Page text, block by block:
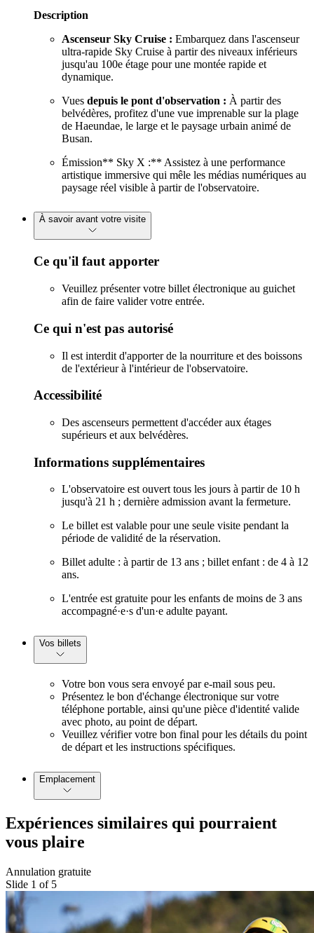
Description
Ascenseur Sky Cruise : Embarquez dans l'ascenseur
ultra-rapide Sky Cruise à partir des niveaux inférieurs
jusqu'au 100e étage pour une montée rapide et
dynamique.
Vues depuis le pont d'observation : À partir des
belvédères, profitez d'une vue imprenable sur la plage
de Haeundae, le large et le paysage urbain animé de
Busan.
Émission** Sky X :** Assistez à une performance
artistique immersive qui mêle les médias numériques au
paysage réel visible à partir de l'observatoire.
À savoir avant votre visite
Ce qu'il faut apporter
Veuillez présenter votre billet électronique au guichet
afin de faire valider votre entrée.
Ce qui n'est pas autorisé
Il est interdit d'apporter de la nourriture et des boissons
de l'extérieur à l'intérieur de l'observatoire.
Accessibilité
Des ascenseurs permettent d'accéder aux étages
supérieurs et aux belvédères.
Informations supplémentaires
L'observatoire est ouvert tous les jours à partir de 10 h
jusqu'à 21 h ; dernière admission avant la fermeture.
Le billet est valable pour une seule visite pendant la
période de validité de la réservation.
Billet adulte : à partir de 13 ans ; billet enfant : de 4 à 12
ans.
L'entrée est gratuite pour les enfants de moins de 3 ans
accompagné·e·s d'un·e adulte payant.
Vos billets
Votre bon vous sera envoyé par e-mail sous peu.
Présentez le bon d'échange électronique sur votre
téléphone portable, ainsi qu'une pièce d'identité valide
avec photo, au point de départ.
Veuillez vérifier votre bon final pour les détails du point
de départ et les instructions spécifiques.
Emplacement
Expériences similaires qui pourraient
vous plaire
Annulation gratuite
Slide 1 of 5